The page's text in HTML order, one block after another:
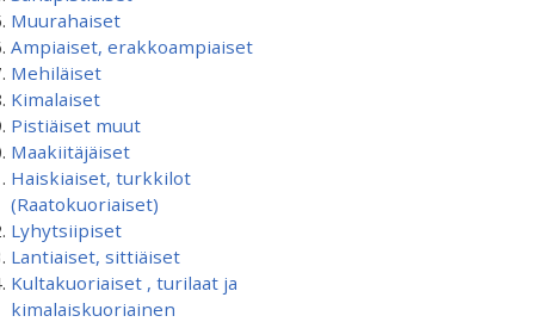
Muurahaiset
Ampiaiset, erakkoampiaiset
Mehiläiset
Kimalaiset
Pistiäiset muut
Maakiitäjäiset
Haiskiaiset, turkkilot
(Raatokuoriaiset)
Lyhytsiipiset
Lantiaiset, sittiäiset
Kultakuoriaiset , turilaat ja
kimalaiskuoriainen